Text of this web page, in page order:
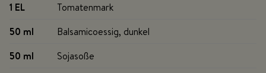
1 EL
Tomatenmark
50 ml
Balsamicoessig, dunkel
50 ml
Sojasoße